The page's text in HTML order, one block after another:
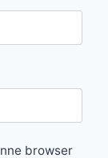
browser